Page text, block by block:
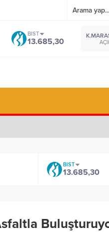
BIST
13.685,30
BIST
13.685,30